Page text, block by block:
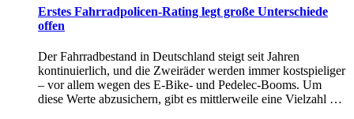
Erstes Fahrradpolicen-Rating legt große Unterschiede
offen
Der Fahrradbestand in Deutschland steigt seit Jahren
kontinuierlich, und die Zweiräder werden immer kostspieliger
– vor allem wegen des E-Bike- und Pedelec-Booms. Um
diese Werte abzusichern, gibt es mittlerweile eine Vielzahl …